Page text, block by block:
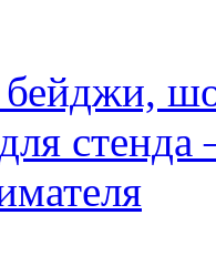
бейджи,